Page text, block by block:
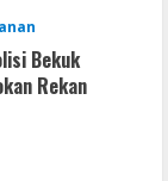
Bekuk
Rekan